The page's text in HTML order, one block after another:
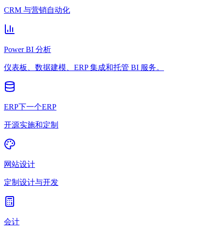
CRM 与营销自动化
Power BI 分析
仪表板、数据建模、ERP 集成和托管 BI 服务。
ERP下一个ERP
开源实施和定制
网站设计
定制设计与开发
会计